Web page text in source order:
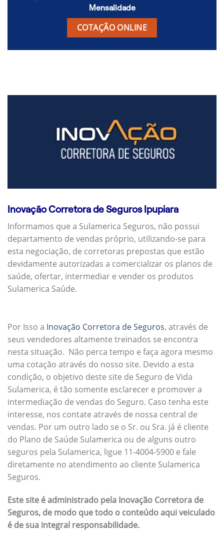
Mensalidade
COTAÇÃO ONLINE
Inovação Corretora de Seguros Ipupiara
Informamos que a Sulamerica Seguros, não possui
departamento de vendas próprio, utilizando-se para
esta negociação, de corretoras prepostas que estão
devidamente autorizadas a comercializar os planos de
saúde, ofertar, intermediar e vender os produtos
Sulamerica Saúde.
Por Isso a Inovação Corretora de Seguros, através de
seus vendedores altamente treinados se encontra
nesta situação. Não perca tempo e faça agora mesmo
uma cotação através do nosso site. Devido a esta
condição, o objetivo deste site de Seguro de Vida
Sulamerica, é tão somente esclarecer e promover a
intermediação de vendas do Seguro. Caso tenha este
interesse, nos contate através de nossa central de
vendas. Por um outro lado se o Sr. ou Sra. já é cliente
do Plano de Saúde Sulamerica ou de alguns outro
seguros pela Sulamerica, ligue 11-4004-5900 e fale
diretamente no atendimento ao cliente Sulamerica
Seguros.
Este site é administrado pela Inovação Corretora de
Seguros, de modo que todo o conteúdo aqui veiculado
é de sua integral responsabilidade.